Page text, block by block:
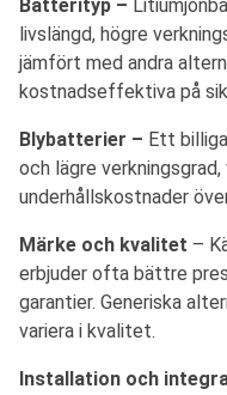
Batterityp –
livslängd, högre
jämfört med andra
kostnadseffektiva på
Blybatterier – Ett
och lägre
underhållskostnader
Märke och kvalitet –
erbjuder ofta bättre
garantier. Generiska
variera i kvalitet.
Installation och